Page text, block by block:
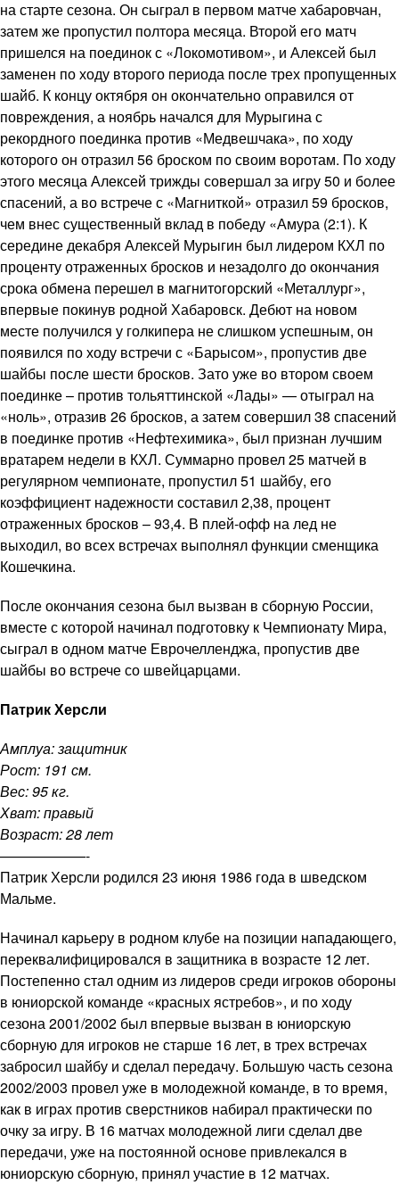
на старте сезона. Он сыграл в первом матче хабаровчан,
затем же пропустил полтора месяца. Второй его матч
пришелся на поединок с «Локомотивом», и Алексей был
заменен по ходу второго периода после трех пропущенных
шайб. К концу октября он окончательно оправился от
повреждения, а ноябрь начался для Мурыгина с
рекордного поединка против «Медвешчака», по ходу
которого он отразил 56 броском по своим воротам. По ходу
этого месяца Алексей трижды совершал за игру 50 и более
спасений, а во встрече с «Магниткой» отразил 59 бросков,
чем внес существенный вклад в победу «Амура (2:1). К
середине декабря Алексей Мурыгин был лидером КХЛ по
проценту отраженных бросков и незадолго до окончания
срока обмена перешел в магнитогорский «Металлург»,
впервые покинув родной Хабаровск. Дебют на новом
месте получился у голкипера не слишком успешным, он
появился по ходу встречи с «Барысом», пропустив две
шайбы после шести бросков. Зато уже во втором своем
поединке – против тольяттинской «Лады» — отыграл на
«ноль», отразив 26 бросков, а затем совершил 38 спасений
в поединке против «Нефтехимика», был признан лучшим
вратарем недели в КХЛ. Суммарно провел 25 матчей в
регулярном чемпионате, пропустил 51 шайбу, его
коэффициент надежности составил 2,38, процент
отраженных бросков – 93,4. В плей-офф на лед не
выходил, во всех встречах выполнял функции сменщика
Кошечкина.
После окончания сезона был вызван в сборную России,
вместе с которой начинал подготовку к Чемпионату Мира,
сыграл в одном матче Еврочелленджа, пропустив две
шайбы во встрече со швейцарцами.
Патрик Херсли
Амплуа: защитник
Рост: 191 см.
Вес: 95 кг.
Хват: правый
Возраст: 28 лет
——————-
Патрик Херсли родился 23 июня 1986 года в шведском
Мальме.
Начинал карьеру в родном клубе на позиции нападающего,
переквалифицировался в защитника в возрасте 12 лет.
Постепенно стал одним из лидеров среди игроков обороны
в юниорской команде «красных ястребов», и по ходу
сезона 2001/2002 был впервые вызван в юниорскую
сборную для игроков не старше 16 лет, в трех встречах
забросил шайбу и сделал передачу. Большую часть сезона
2002/2003 провел уже в молодежной команде, в то время,
как в играх против сверстников набирал практически по
очку за игру. В 16 матчах молодежной лиги сделал две
передачи, уже на постоянной основе привлекался в
юниорскую сборную, принял участие в 12 матчах.